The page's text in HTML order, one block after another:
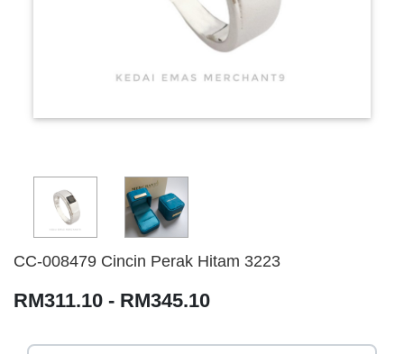
CC-008479 Cincin Perak Hitam 3223
RM311.10 - RM345.10